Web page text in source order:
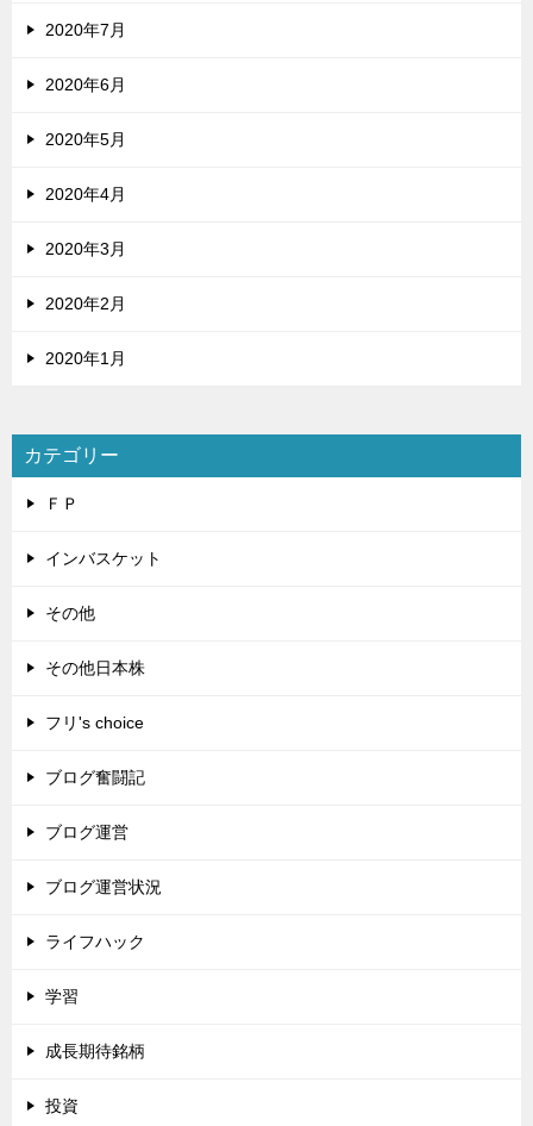
2020年7月
2020年6月
2020年5月
2020年4月
2020年3月
2020年2月
2020年1月
カテゴリー
ＦＰ
インバスケット
その他
その他日本株
フリ's choice
ブログ奮闘記
ブログ運営
ブログ運営状況
ライフハック
学習
成長期待銘柄
投資